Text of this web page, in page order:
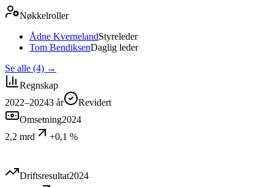
Nøkkelroller
Ådne KvernelandStyreleder
Tom BendiksenDaglig leder
Se alle (4) →
Regnskap
2022–20243 år
Revidert
Omsetning2024
2,2 mrd
+0,1 %
Driftsresultat2024